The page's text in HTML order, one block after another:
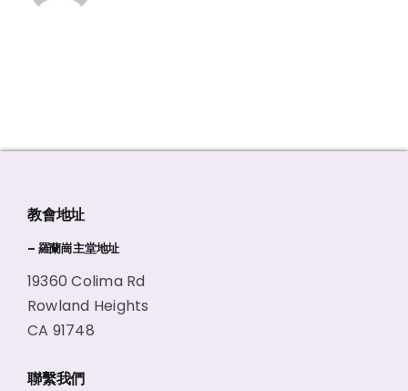
教會地址
– 羅蘭崗主堂地址
19360 Colima Rd
Rowland Heights
CA 91748
聯繫我們